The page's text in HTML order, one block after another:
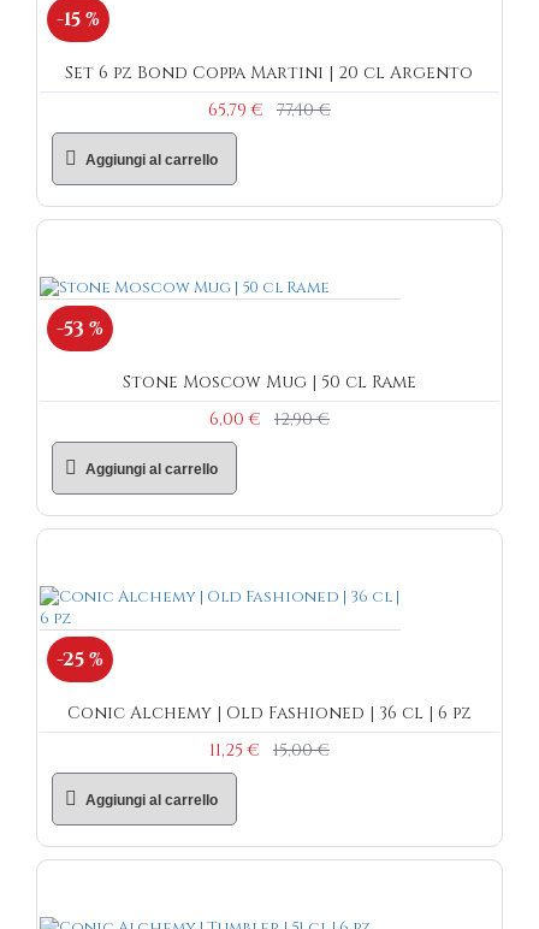
-15 %
Set 6 pz Bond Coppa Martini | 20 cl Argento
65,79 €
77,40 €
Aggiungi al carrello
-53 %
Stone Moscow Mug | 50 cl Rame
6,00 €
12,90 €
Aggiungi al carrello
-25 %
Conic Alchemy | Old Fashioned | 36 cl | 6 pz
11,25 €
15,00 €
Aggiungi al carrello